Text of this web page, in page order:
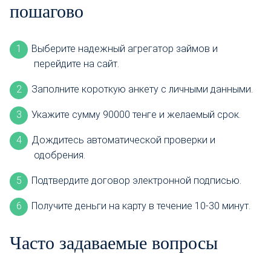
пошагово
Выберите надежный агрегатор займов и
перейдите на сайт.
Заполните короткую анкету с личными данными.
Укажите сумму 90000 тенге и желаемый срок.
Дождитесь автоматической проверки и
одобрения.
Подтвердите договор электронной подписью.
Получите деньги на карту в течение 10-30 минут.
Часто задаваемые вопросы